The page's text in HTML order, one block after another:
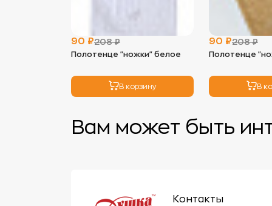
90 ₽208 ₽
Полотенце "ножки" белое
В корзину
90 ₽208 ₽
Полотенце
В
Вам может быть
Контакты